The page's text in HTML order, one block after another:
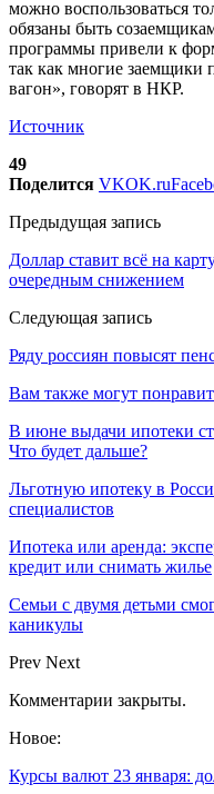
можно воспользоваться
обязаны быть
программы привели к
так как многие заемщики
вагон», говорят в НКР.
Источник
49
Поделится VKOK.ru
Предыдущая запись
Доллар ставит всё на
очередным снижением
Следующая запись
Ряду россиян повысят
Вам также могут
В июне выдачи ипотеки
Что будет дальше?
Льготную ипотеку в
специалистов
Ипотека или аренда:
кредит или снимать жилье
Семьи с двумя детьми
каникулы
Prev Next
Комментарии закрыты.
Новое:
Курсы валют 23 января: